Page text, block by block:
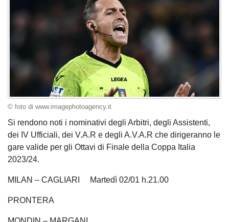
© foto di www.imagephotoagency.it
Si rendono noti i nominativi degli Arbitri, degli Assistenti,
dei IV Ufficiali, dei V.A.R e degli A.V.A.R che dirigeranno le
gare valide per gli Ottavi di Finale della Coppa Italia
2023/24.
MILAN – CAGLIARI Martedì 02/01 h.21.00
PRONTERA